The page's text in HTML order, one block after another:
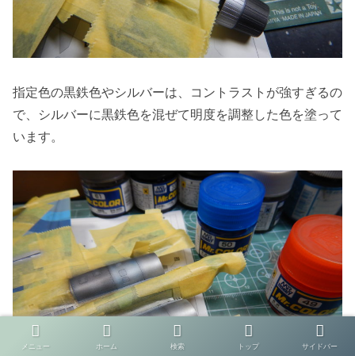
指定色の黒鉄色やシルバーは、コントラストが強すぎるの
で、シルバーに黒鉄色を混ぜて明度を調整した色を塗って
います。
メニュー ホーム 検索 トップ サイドバー